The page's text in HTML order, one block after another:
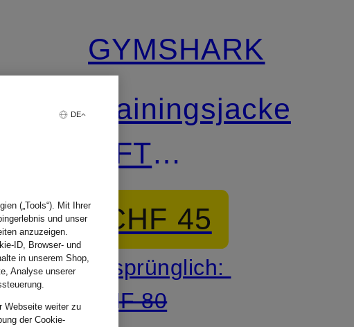
GYMSHARK
Trainingsjacke
LIFT
SEAMLESS
CHF 45
Ursprünglich:
CHF 80
DE
(„Tools“). Mit Ihrer
und unser
anzuzeigen.
ID, Browser- und
in unserem Shop,
Analyse unserer
Webseite weiter zu
der Cookie-